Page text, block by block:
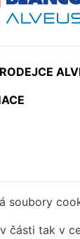
soubory
části tak v